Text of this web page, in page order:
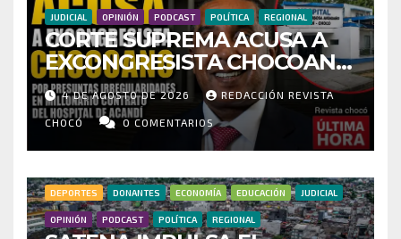
JUDICIAL OPINIÓN PODCAST POLÍTICA REGIONAL
CORTE SUPREMA ACUSA A
EXCONGRESISTA CHOCOANO
POR PRESUNTAS
IRREGULARIDADES EN
MILLONARIO CONTRATO DEL
HOSPITAL DE ACANDÍ
4 DE AGOSTO DE 2026 REDACCIÓN REVISTA
CHOCÓ 0 COMENTARIOS
DEPORTES DONANTES ECONOMÍA EDUCACIÓN JUDICIAL
OPINIÓN PODCAST POLÍTICA REGIONAL